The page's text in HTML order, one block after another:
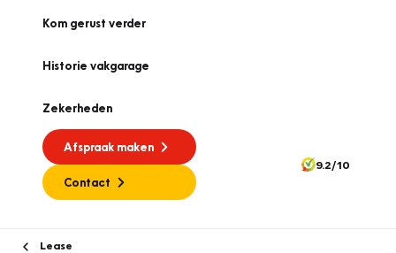
Kom gerust verder
Historie vakgarage
Zekerheden
Afspraak maken
Contact
9.2/10
Lease